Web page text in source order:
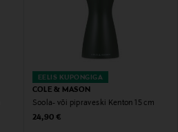
EELIS KUPONGIGA
COLE & MASON
Soola- või pipraveski Kenton 15 cm
Original Price
24,90 €